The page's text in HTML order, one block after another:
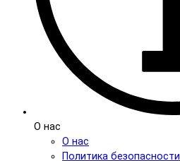
О нас
О нас
Политика безопасности